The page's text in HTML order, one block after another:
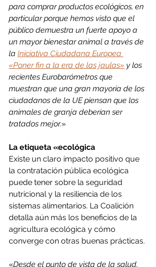
para comprar productos ecológicos, en
particular porque hemos visto que el
público demuestra un fuerte apoyo a
un mayor bienestar animal a través de
la Iniciativa Ciudadana Europea
«Poner fin a la era de las jaulas» y los
recientes Eurobarómetros que
muestran que una gran mayoría de los
ciudadanos de la UE piensan que los
animales de granja deberían ser
tratados mejor.»
La etiqueta «ecológica
Existe un claro impacto positivo que
la contratación pública ecológica
puede tener sobre la seguridad
nutricional y la resiliencia de los
sistemas alimentarios. La Coalición
detalla aún más los beneficios de la
agricultura ecológica y cómo
converge con otras buenas prácticas.
«Desde el punto de vista de la salud,